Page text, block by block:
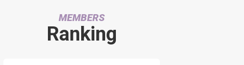
MEMBERS
Ranking